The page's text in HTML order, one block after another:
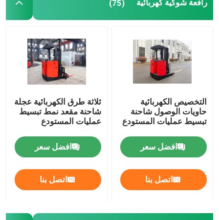
رافعة شوكية كهربائية (75)
التخصيص الكهربائية
حاويات الوصول شاحنة
تبسيط عمليات المستودع
افضل سعر
اتصل بنا
ثلاثة طرق الكهربائية عجلة
شاحنة مقعد نمط تبسيط
عمليات المستودع
افضل سعر
اتصل بنا